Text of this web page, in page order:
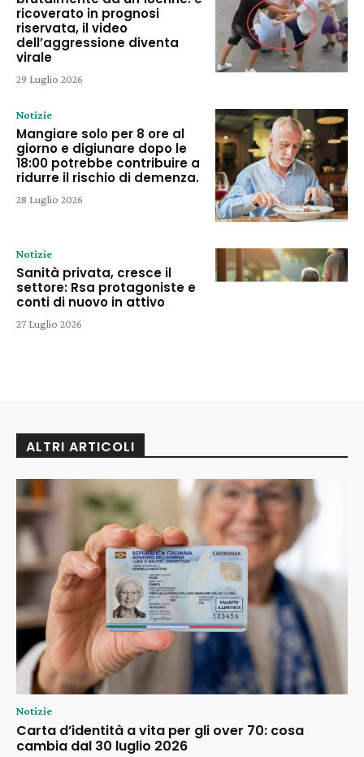
ricoverato in prognosi
riservata, il video
dell’aggressione diventa
virale
29 Luglio 2026
Notizie
Mangiare solo per 8 ore al
giorno e digiunare dopo le
18:00 potrebbe contribuire a
ridurre il rischio di demenza.
28 Luglio 2026
Notizie
Sanità privata, cresce il
settore: Rsa protagoniste e
conti di nuovo in attivo
27 Luglio 2026
ALTRI ARTICOLI
Notizie
Carta d’identità a vita per gli over 70: cosa
cambia dal 30 luglio 2026